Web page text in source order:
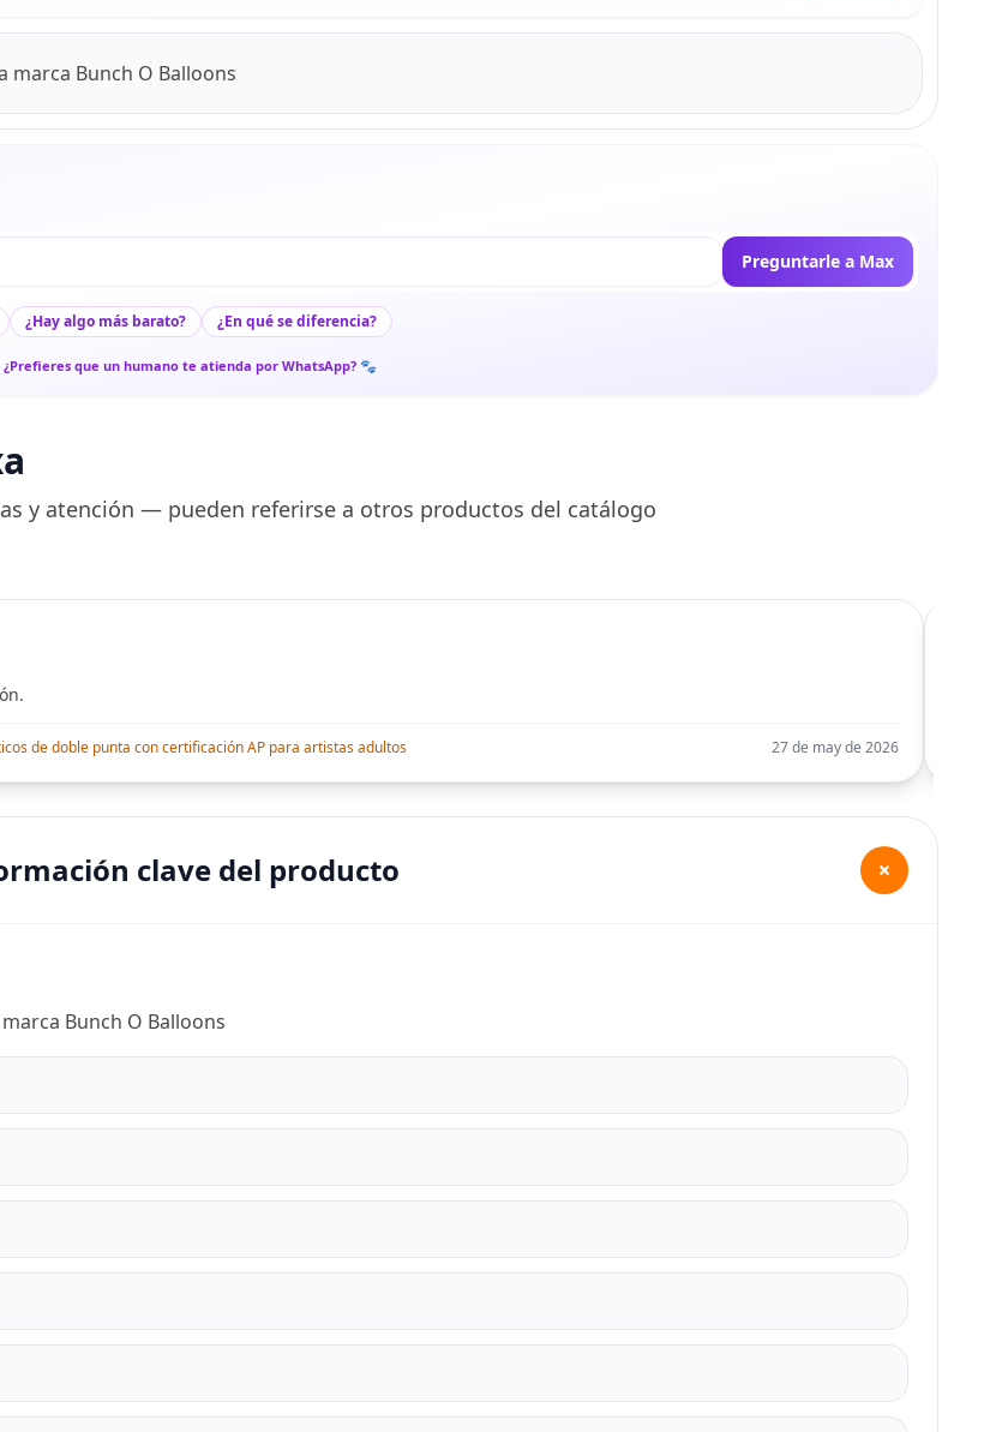
marca Bunch O Balloons
Preguntarle a Max
¿Hay algo más barato? ¿En qué se diferencia?
¿Prefieres que un humano te atienda por WhatsApp? 🐾
y atención — pueden referirse a otros productos del catálogo
de doble punta con certificación AP para artistas adultos 27 de may de 2026
clave del producto +
Bunch O Balloons